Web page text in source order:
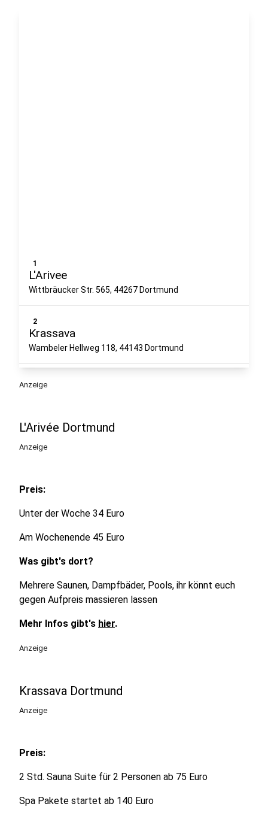
1
L'Arivee
Wittbräucker Str. 565, 44267 Dortmund
2
Krassava
Wambeler Hellweg 118, 44143 Dortmund
MyWellness Mitte
MyWellness Aplerbeck
Solebad Wischlingen
Salzgrotte Dortmund
Westfalendamm 275, 44141 Dortmund
Medi Therme Bochum
Anzeige
L'Arivée Dortmund
Anzeige
Preis:
Unter der Woche 34 Euro
Am Wochenende 45 Euro
Was gibt's dort?
Mehrere Saunen, Dampfbäder, Pools, ihr könnt euch
gegen Aufpreis massieren lassen
Mehr Infos gibt's hier.
Anzeige
Krassava Dortmund
Anzeige
Preis:
2 Std. Sauna Suite für 2 Personen ab 75 Euro
Spa Pakete startet ab 140 Euro